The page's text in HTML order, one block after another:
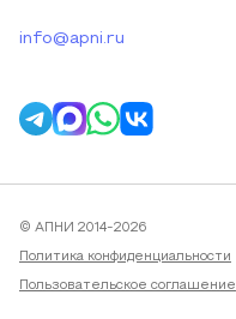
info@apni.ru
© АПНИ 2014-2026
Политика конфиденциальности
Пользовательское соглашение